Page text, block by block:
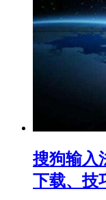
搜狗输入
下载、技